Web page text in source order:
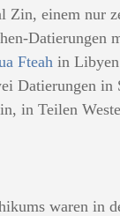
Zin, einem nur
Datierungen
Fteah in Libyen
Datierungen
in Teilen
waren in